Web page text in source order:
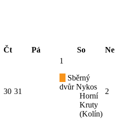
Čt Pá So Ne
30 31
1
Sběrný
dvůr Nykos
Horní
Kruty
(Kolín)
2